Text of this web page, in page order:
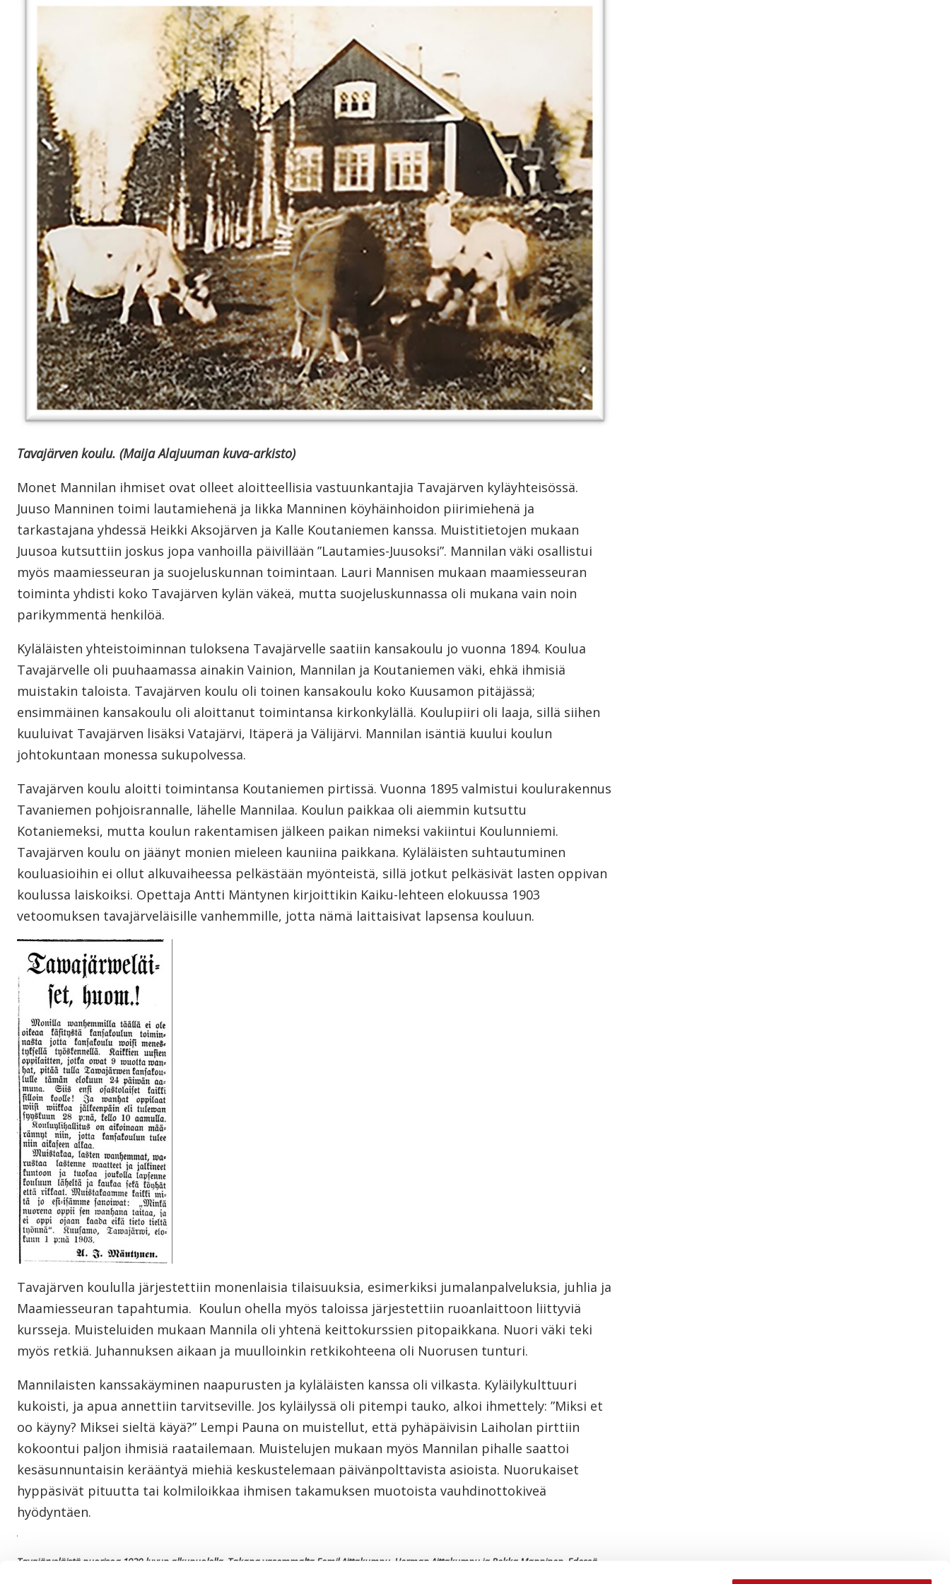
Tavajärven koulu. (Maija Alajuuman kuva-arkisto)
Monet Mannilan ihmiset ovat olleet aloitteellisia vastuunkantajia Tavajärven kyläyhteisössä.
Juuso Manninen toimi lautamiehenä ja Iikka Manninen köyhäinhoidon piirimiehenä ja
tarkastajana yhdessä Heikki Aksojärven ja Kalle Koutaniemen kanssa. Muistitietojen mukaan
Juusoa kutsuttiin joskus jopa vanhoilla päivillään ”Lautamies-Juusoksi”. Mannilan väki osallistui
myös maamiesseuran ja suojeluskunnan toimintaan. Lauri Mannisen mukaan maamiesseuran
toiminta yhdisti koko Tavajärven kylän väkeä, mutta suojeluskunnassa oli mukana vain noin
parikymmentä henkilöä.
Kyläläisten yhteistoiminnan tuloksena Tavajärvelle saatiin kansakoulu jo vuonna 1894. Koulua
Tavajärvelle oli puuhaamassa ainakin Vainion, Mannilan ja Koutaniemen väki, ehkä ihmisiä
muistakin taloista. Tavajärven koulu oli toinen kansakoulu koko Kuusamon pitäjässä;
ensimmäinen kansakoulu oli aloittanut toimintansa kirkonkylällä. Koulupiiri oli laaja, sillä siihen
kuuluivat Tavajärven lisäksi Vatajärvi, Itäperä ja Välijärvi. Mannilan isäntiä kuului koulun
johtokuntaan monessa sukupolvessa.
Tavajärven koulu aloitti toimintansa Koutaniemen pirtissä. Vuonna 1895 valmistui koulurakennus
Tavaniemen pohjoisrannalle, lähelle Mannilaa. Koulun paikkaa oli aiemmin kutsuttu
Kotaniemeksi, mutta koulun rakentamisen jälkeen paikan nimeksi vakiintui Koulunniemi.
Tavajärven koulu on jäänyt monien mieleen kauniina paikkana. Kyläläisten suhtautuminen
kouluasioihin ei ollut alkuvaiheessa pelkästään myönteistä, sillä jotkut pelkäsivät lasten oppivan
koulussa laiskoiksi. Opettaja Antti Mäntynen kirjoittikin Kaiku-lehteen elokuussa 1903
vetoomuksen tavajärveläisille vanhemmille, jotta nämä laittaisivat lapsensa kouluun.
Tavajärven koululla järjestettiin monenlaisia tilaisuuksia, esimerkiksi jumalanpalveluksia, juhlia ja
Maamiesseuran tapahtumia. Koulun ohella myös taloissa järjestettiin ruoanlaittoon liittyviä
kursseja. Muisteluiden mukaan Mannila oli yhtenä keittokurssien pitopaikkana. Nuori väki teki
myös retkiä. Juhannuksen aikaan ja muulloinkin retkikohteena oli Nuorusen tunturi.
Mannilaisten kanssakäyminen naapurusten ja kyläläisten kanssa oli vilkasta. Kyläilykulttuuri
kukoisti, ja apua annettiin tarvitseville. Jos kyläilyssä oli pitempi tauko, alkoi ihmettely: ”Miksi et
oo käyny? Miksei sieltä käyä?” Lempi Pauna on muistellut, että pyhäpäivisin Laiholan pirttiin
kokoontui paljon ihmisiä raatailemaan. Muistelujen mukaan myös Mannilan pihalle saattoi
kesäsunnuntaisin kerääntyä miehiä keskustelemaan päivänpolttavista asioista. Nuorukaiset
hyppäsivät pituutta tai kolmiloikkaa ihmisen takamuksen muotoista vauhdinottokiveä
hyödyntäen.
Tavajärveläistä nuorisoa 1920-luvun alkupuolella. Takana vasemmalta Eemil Aittakumpu, Herman Aittakumpu ja Pekka Manninen. Edessä